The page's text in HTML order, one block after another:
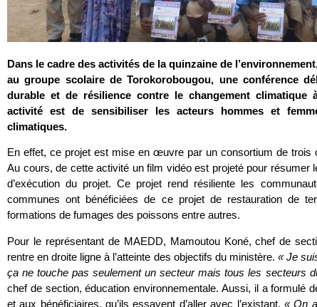
Dans le cadre des activités de la quinzaine de
au groupe scolaire de Torokorobougou, une conférence
durable et de résilience contre le changement climatique
activité est de sensibiliser les acteurs hommes et
climatiques.
En effet, ce projet est mise en œuvre par un consortium de trois
Au cours, de cette activité un film vidéo est projeté pour résumer
d’exécution du projet. Ce projet rend résiliente les
communes ont bénéficiées de ce projet de restauration de
formations de fumages des poissons entre autres.
Pour le représentant de MAEDD, Mamoutou Koné, chef de
rentre en droite ligne à l’atteinte des objectifs du ministère. « Je
ça ne touche pas seulement un secteur mais tous les secteurs
chef de section, éducation environnementale. Aussi, il a formulé
et aux bénéficiaires, qu’ils essayent d’aller avec l’existant. « On